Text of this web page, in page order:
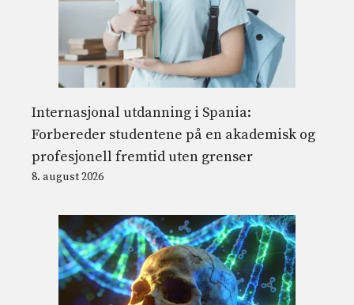
Internasjonal utdanning i Spania:
Forbereder studentene på en akademisk og
profesjonell fremtid uten grenser
8. august 2026